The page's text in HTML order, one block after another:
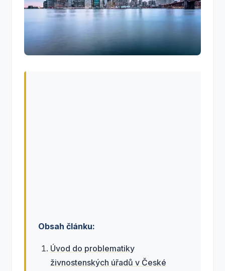
Obsah článku:
Úvod do problematiky
živnostenských úřadů v České